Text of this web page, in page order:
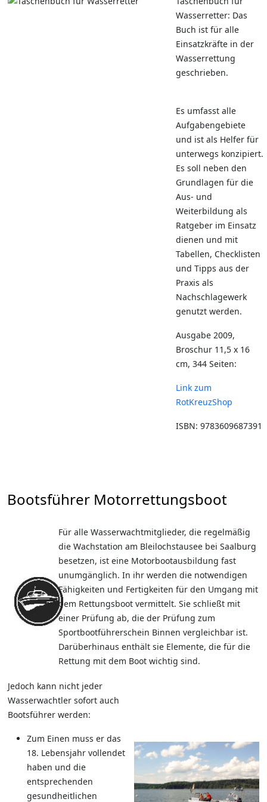
Wasserretter: Das
Buch ist für alle
Einsatzkräfte in der
Wasserrettung
geschrieben.
Es umfasst alle
Aufgabengebiete
und ist als Helfer für
unterwegs konzipiert.
Es soll neben den
Grundlagen für die
Aus- und
Weiterbildung als
Ratgeber im Einsatz
dienen und mit
Tabellen, Checklisten
und Tipps aus der
Praxis als
Nachschlagewerk
genutzt werden.
Ausgabe 2009,
Broschur 11,5 x 16
cm, 344 Seiten:
Link zum
RotKreuzShop
ISBN: 9783609687391
Bootsführer Motorrettungsboot
Für alle Wasserwachtmitglieder, die regelmäßig
die Wachstation am Bleilochstausee bei Saalburg
besetzen, ist eine Motorbootausbildung fast
unumgänglich. In ihr werden die notwendigen
Fähigkeiten und Fertigkeiten für den Umgang mit
dem Rettungsboot vermittelt. Sie schließt mit
einer Prüfung ab, die der Prüfung zum
Sportbootführerschein Binnen vergleichbar ist.
Darüberhinaus enthält sie Elemente, die für die
Rettung mit dem Boot wichtig sind.
Jedoch kann nicht jeder
Wasserwachtler sofort auch
Bootsführer werden:
Zum Einen muss er das
18. Lebensjahr vollendet
haben und die
entsprechenden
gesundheitlichen